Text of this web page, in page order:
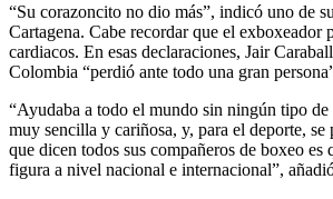
“Su corazoncito no dio más”, indicó uno de
Cartagena. Cabe recordar que el exboxeador
cardiacos. En esas declaraciones, Jair
Colombia “perdió ante todo una gran
“Ayudaba a todo el mundo sin ningún tipo de
muy sencilla y cariñosa, y, para el deporte, se
que dicen todos sus compañeros de boxeo es
figura a nivel nacional e internacional”,